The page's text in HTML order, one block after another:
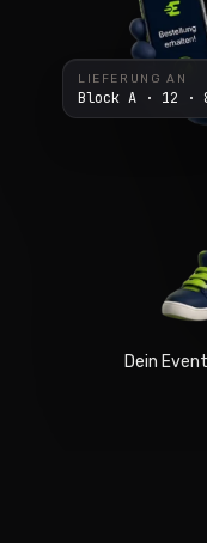
LIEFERUNG AN
Block A · 12 ·
Dein